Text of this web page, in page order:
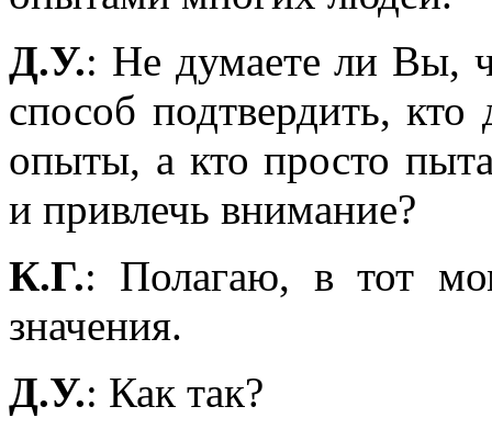
Д.У.: Не думаете ли Вы,
способ подтвердить,
опыты, а кто просто
и привлечь внимание?
К.Г.: Полагаю, в тот
значения.
Д.У.: Как так?